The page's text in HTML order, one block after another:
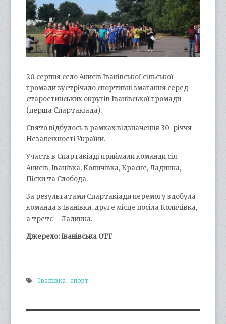
20 серпня село Анисів Іванівської сільської
громади зустрічало спортивні змагання серед
старостинських округів Іванівської громади
(перша Спартакіада).
Свято відбулось в рамках відзначення 30-річчя
Незалежності України.
Участь в Спартакіаді приймали команди сіл
Анисів, Іванівка, Количівка, Красне, Ладинка,
Піски та Слобода.
За результатами Спартакіади перемогу здобула
команда з Іванівки, друге місце посіла Количівка,
а третє – Ладинка.
Джерело: Іванівська ОТГ
Іванівка ,спорт